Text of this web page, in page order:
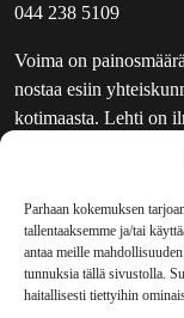
Parhaan kokemuksen
tallentaaksemme ja/tai
antaa meille
tunnuksia tällä sivustolla.
haitallisesti tiettyihin
044 238 5109
Voima on
nostaa esiin
kotimaasta. Lehti on
UUTISKIRJE
MAINOSTAJILLE
JAKELUPAIKAT